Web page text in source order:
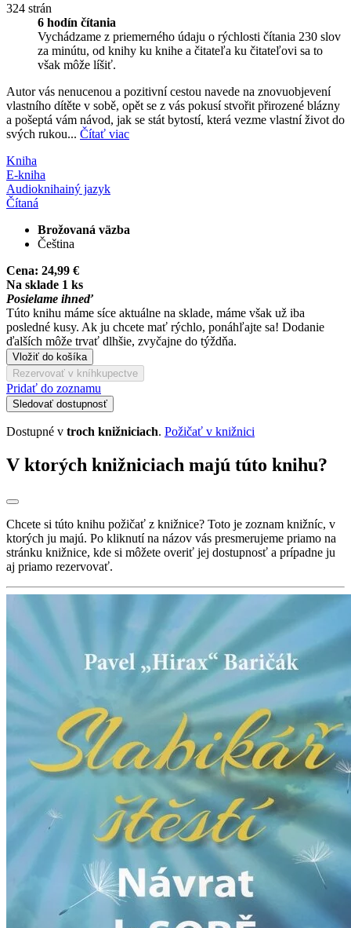
324 strán
6 hodín čítania
Vychádzame z priemerného údaju o rýchlosti čítania 230 slov
za minútu, od knihy ku knihe a čitateľa ku čitateľovi sa to
však môže líšiť.
Autor vás nenucenou a pozitivní cestou navede na znovuobjevení
vlastního dítěte v sobě, opět se z vás pokusí stvořit přirozené blázny
a pošeptá vám návod, jak se stát bytostí, která vezme vlastní život do
svých rukou... Čítať viac
Kniha
E-kniha
Audioknihainý jazyk
Čítaná
Brožovaná väzba
Čeština
Cena: 24,99 €
Na sklade 1 ks
Posielame ihneď
Túto knihu máme síce aktuálne na sklade, máme však už iba
posledné kusy. Ak ju chcete mať rýchlo, ponáhľajte sa! Dodanie
ďalších môže trvať dlhšie, zvyčajne do týždňa.
Vložiť do košíka
Rezervovať v kníhkupectve
Pridať do zoznamu
Sledovať dostupnosť
Dostupné v troch knižniciach. Požičať v knižnici
V ktorých knižniciach majú túto knihu?
Chcete si túto knihu požičať z knižnice? Toto je zoznam knižníc, v
ktorých ju majú. Po kliknutí na názov vás presmerujeme priamo na
stránku knižnice, kde si môžete overiť jej dostupnosť a prípadne ju
aj priamo rezervovať.